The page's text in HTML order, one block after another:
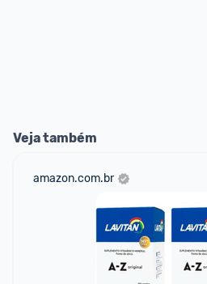
Veja também
amazon.com.br